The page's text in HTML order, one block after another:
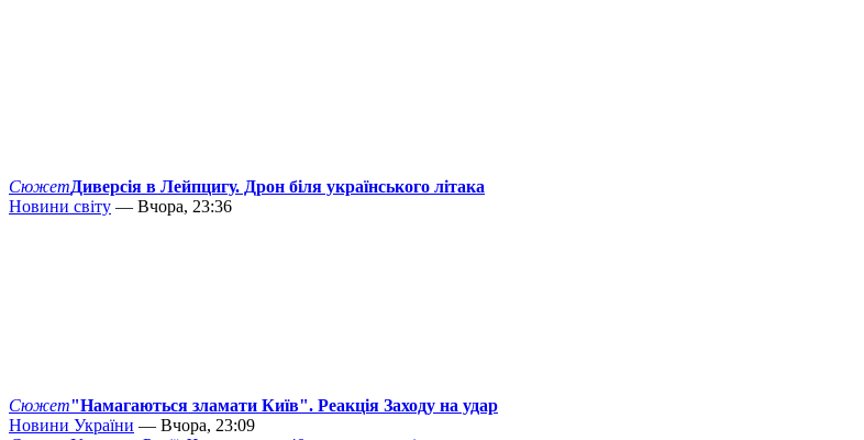
СюжетДиверсія в Лейпцигу. Дрон біля українського літака
Новини світу — Вчора, 23:36
Сюжет"Намагаються зламати Київ". Реакція Заходу на удар
Новини України — Вчора, 23:09